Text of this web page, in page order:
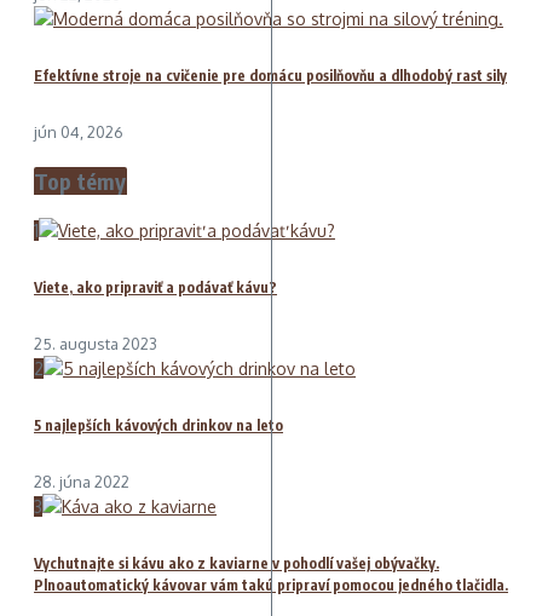
Efektívne stroje na cvičenie pre domácu posilňovňu a dlhodobý rast sily
jún 04, 2026
Top témy
1
Viete, ako pripraviť a podávať kávu?
25. augusta 2023
2
5 najlepších kávových drinkov na leto
28. júna 2022
3
Vychutnajte si kávu ako z kaviarne v pohodlí vašej obývačky.
Plnoautomatický kávovar vám takú pripraví pomocou jedného tlačidla.